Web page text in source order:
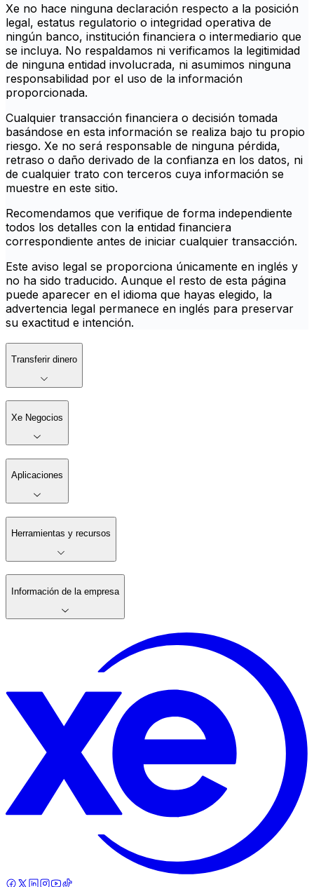
Xe no hace ninguna declaración respecto a la posición
legal, estatus regulatorio o integridad operativa de
ningún banco, institución financiera o intermediario que
se incluya. No respaldamos ni verificamos la legitimidad
de ninguna entidad involucrada, ni asumimos ninguna
responsabilidad por el uso de la información
proporcionada.
Cualquier transacción financiera o decisión tomada
basándose en esta información se realiza bajo tu propio
riesgo. Xe no será responsable de ninguna pérdida,
retraso o daño derivado de la confianza en los datos, ni
de cualquier trato con terceros cuya información se
muestre en este sitio.
Recomendamos que verifique de forma independiente
todos los detalles con la entidad financiera
correspondiente antes de iniciar cualquier transacción.
Este aviso legal se proporciona únicamente en inglés y
no ha sido traducido. Aunque el resto de esta página
puede aparecer en el idioma que hayas elegido, la
advertencia legal permanece en inglés para preservar
su exactitud e intención.
Transferir dinero
Xe Negocios
Aplicaciones
Herramientas y recursos
Información de la empresa